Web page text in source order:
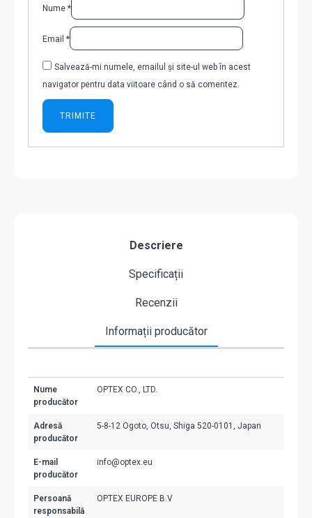
Nume *
Email *
Salvează-mi numele, emailul și site-ul web în acest
navigator pentru data viitoare când o să comentez.
Descriere
Specificații
Recenzii
Informații producător
Nume
producător
OPTEX CO., LTD.
Adresă
producător
5-8-12 Ogoto, Otsu, Shiga 520-0101, Japan
E-mail
producător
info@optex.eu
Persoană
responsabilă
OPTEX EUROPE B.V